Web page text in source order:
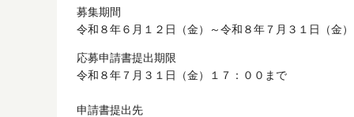
募集期間
令和８年６月１２日（金）～令和８年７月３１日（金）
応募申請書提出期限
令和８年７月３１日（金）１７：００まで
申請書提出先